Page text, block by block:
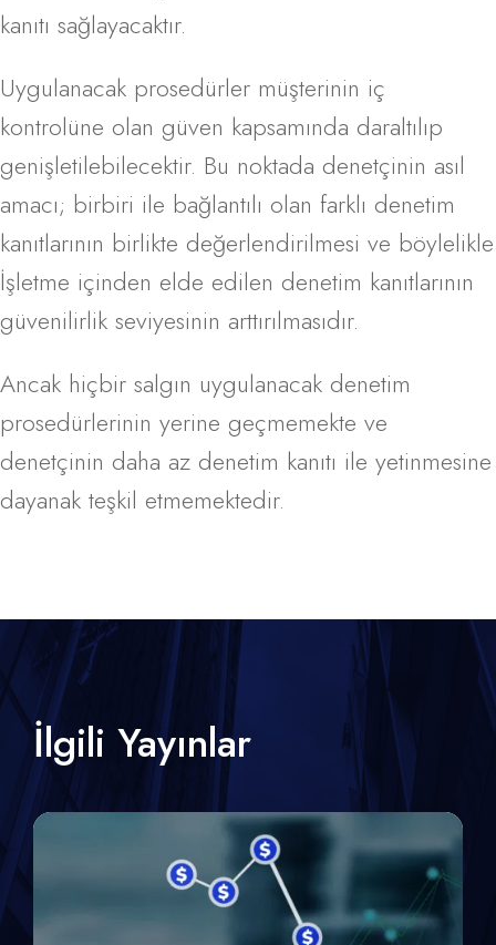
kanıtı sağlayacaktır.
Uygulanacak prosedürler müşterinin iç
kontrolüne olan güven kapsamında daraltılıp
genişletilebilecektir. Bu noktada denetçinin asıl
amacı; birbiri ile bağlantılı olan farklı denetim
kanıtlarının birlikte değerlendirilmesi ve böylelikle
İşletme içinden elde edilen denetim kanıtlarının
güvenilirlik seviyesinin arttırılmasıdır.
Ancak hiçbir salgın uygulanacak denetim
prosedürlerinin yerine geçmemekte ve
denetçinin daha az denetim kanıtı ile yetinmesine
dayanak teşkil etmemektedir.
İlgili Yayınlar